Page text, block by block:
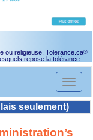
ou religieuse, Tolerance.ca®
repose la tolérance.
Toggle
seulement)